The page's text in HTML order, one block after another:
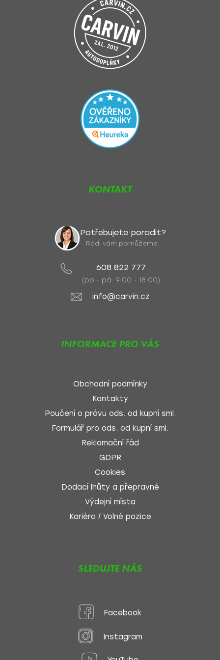
KONTAKT
Potřebujete poradit?
Rádi vám pomůžeme.
608 822 777
(po - pá: 9:00 - 18:00)
info@carvin.cz
INFORMACE PRO VÁS
Obchodní podmínky
Kontakty
Poučení o právu ods. od kupní sml.
Formulář pro ods. od kupní sml.
Reklamační řád
GDPR
Cookies
Dodací lhůty a přepravné
Výdejní místa
Kariéra / Volné pozice
SLEDUJTE NÁS
Facebook
Instagram